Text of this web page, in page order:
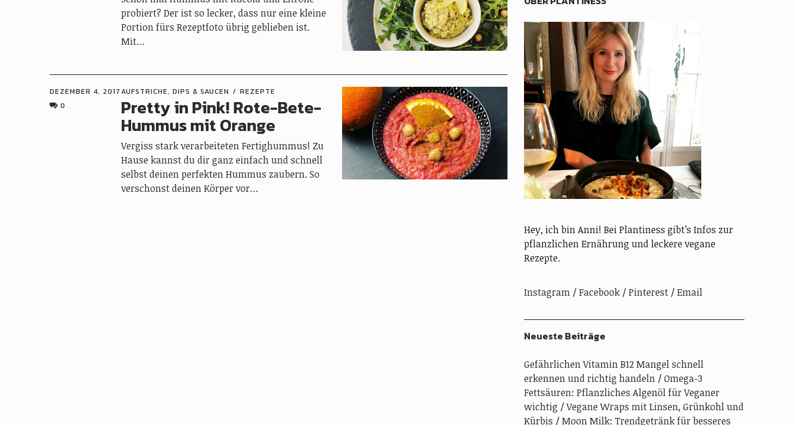
probiert? Der ist so lecker, dass nur eine kleine
Portion fürs Rezeptfoto übrig geblieben ist.
Mit…
DEZEMBER 4, 2017
0
AUFSTRICHE, DIPS & SAUCEN REZEPTE
Pretty in Pink! Rote-Bete-
Hummus mit Orange
Vergiss stark verarbeiteten Fertighummus! Zu
Hause kannst du dir ganz einfach und schnell
selbst deinen perfekten Hummus zaubern. So
verschonst deinen Körper vor…
Hey, ich bin Anni! Bei Plantiness gibt’s Infos zur
pflanzlichen Ernährung und leckere vegane
Rezepte.
Instagram Facebook Pinterest Email
Neueste Beiträge
Gefährlichen Vitamin B12 Mangel schnell
erkennen und richtig handeln
Omega-3
Fettsäuren: Pflanzliches Algenöl für Veganer
wichtig
Vegane Wraps mit Linsen, Grünkohl und
Kürbis
Moon Milk: Trendgetränk für besseres